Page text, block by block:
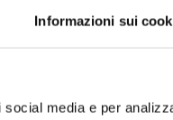
Informazioni sui
media e per